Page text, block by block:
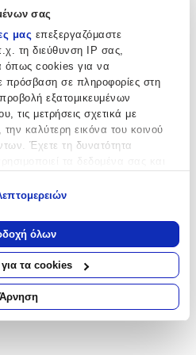
σας
μας επεξεργαζόμαστε
τη διεύθυνση IP σας,
όπως cookies για να
πρόσβαση σε πληροφορίες στη
εξατομικευμένων
τις μετρήσεις σχετικά με
την καλύτερη εικόνα του κοινού
Έχετε τη δυνατότητα
σχετικά με τη γεωγραφική
να είναι ακριβείς σε
συσκευή σας σαρώνοντας ενεργά
(δακτυλικό αποτύπωμα)
με τον τρόπο επεξεργασίας των
καθορίστε τις προτιμήσεις σας
όλων
για τα cookies
Άρνηση